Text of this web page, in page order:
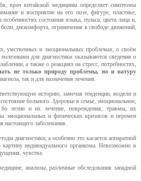
врач китайской медицины определяет симптомы
и восприятие на его позе, фигуре, пластике,
состояния языка, пульса, цвета лица и,
дискомфорта, ограничения в свободе движений,
умственных и эмоциональных проблемах, о своём
для диагностики оказываются сведения о
а также о реакциях на стресс, потребностях,
не только природу проблемы, но и натуру
так и для назначения лечения.
историю, замечая тенденции, модели и
больного. Здоровье в семье, эмоциональное,
бо лезни и их лечение, повреждения, травмы, их
эмоциональных и физических кризисов и перемен
настоящего заболевания.
диагностики, а особенно это касается аппаратной
индивидуального организма. Невозможно в
чувства.
анализы, различные обследования западной